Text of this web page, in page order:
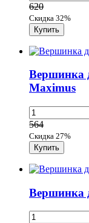
620
Скидка 32%
Вершинка
Maximus
564
Скидка 27%
Вершинка